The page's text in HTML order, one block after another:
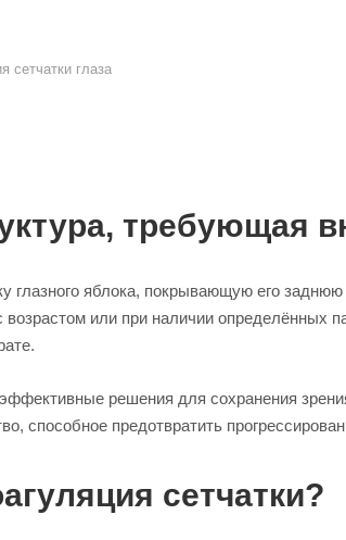
сетчатки глаза
требующая
глазного яблока, покрывающую его
или при наличии определённых
решения для сохранения
способное предотвратить
сетчатки?